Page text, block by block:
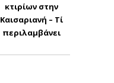
κτιρίων στην
Καισαριανή – Τί
περιλαμβάνει